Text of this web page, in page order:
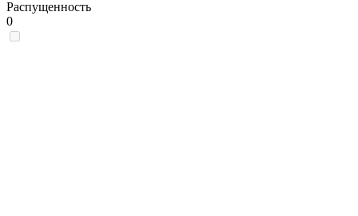
Распущенность
0